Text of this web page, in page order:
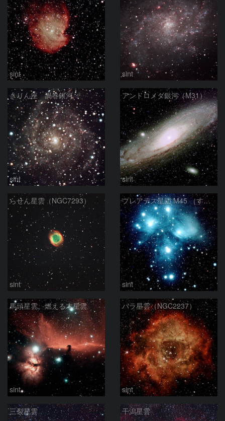
sint sint
きりん座 渦巻銀河
sint
アンドロメダ銀河（M31）
sint
らせん星雲（NGC7293）
sint
プレアデス星団 M45 （すばる）
sint
馬頭星雲、燃える木星雲
sint
バラ星雲（NGC2237）
sint
三裂星雲 干潟星雲